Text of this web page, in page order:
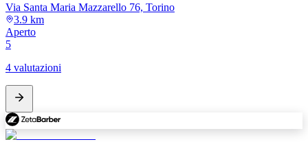
Via Santa Maria Mazzarello 76, Torino
3.9 km
Aperto
5
4 valutazioni